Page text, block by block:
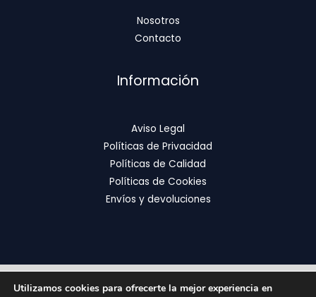
Nosotros
Contacto
Información
Aviso Legal
Políticas de Privacidad
Políticas de Calidad
Políticas de Cookies
Envíos y devoluciones
Copyright © 2026 | FixOrthodontics
Utilizamos cookies para ofrecerte la mejor experiencia en